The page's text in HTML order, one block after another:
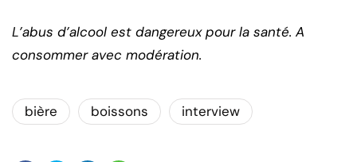
L’abus d’alcool est dangereux pour la santé. A
consommer avec modération.
bière boissons interview